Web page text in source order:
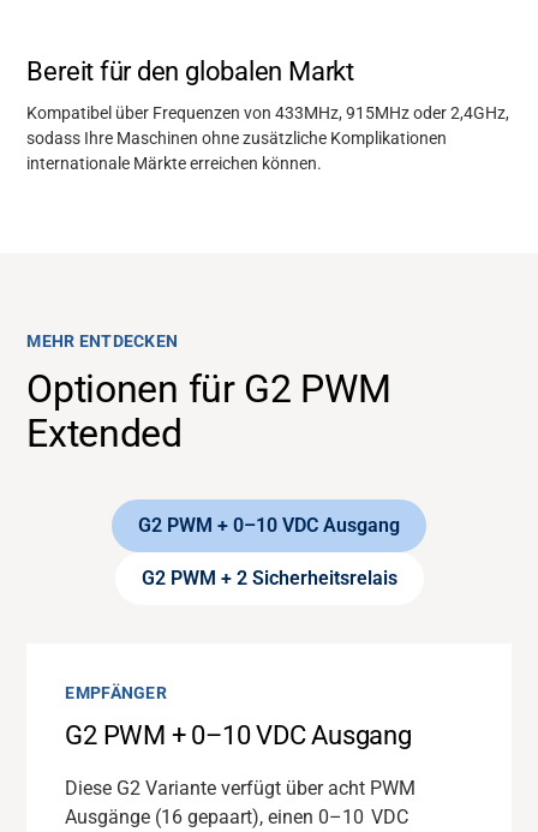
Bereit für den globalen Markt
Kompatibel über Frequenzen von 433MHz, 915MHz oder 2,4GHz,
sodass Ihre Maschinen ohne zusätzliche Komplikationen
internationale Märkte erreichen können.
MEHR ENTDECKEN
Optionen für G2 PWM
Extended
G2 PWM + 0–10 VDC Ausgang
G2 PWM + 2 Sicherheitsrelais
EMPFÄNGER
G2 PWM + 0–10 VDC Ausgang
Diese G2 Variante verfügt über acht PWM
Ausgänge (16 gepaart), einen 0–10 VDC
EMPFÄNGER
G2 PWM + 2 Sicherheitsrelais
Zwei PLd Sicherheitsrelais fügen sich nahtlos
in bestehende Stromkreise ein und verfügen